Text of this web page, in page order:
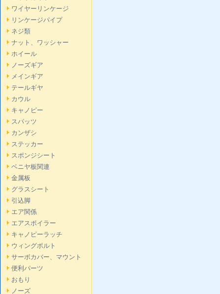
ワイヤーリンケージ
リンケージパイプ
ネジ類
ナット、ワッシャー
ホイール
ノーズギア
メインギア
テールギヤ
カウル
キャノピー
スパッツ
カンザシ
ステッカー
スポンジシート
ベニヤ板関連
金属板
グラスシート
引込脚
エア関係
エアスポイラー
キャノピーラッチ
ウィングボルト
サーボカバー、マウント
便利パーツ
おもり
ノーズ